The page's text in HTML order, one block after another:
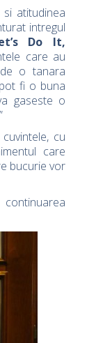
atitudinea
intregul
Do It,
care au
o tanara
fi o buna
gaseste o
cu
care
bucurie vor